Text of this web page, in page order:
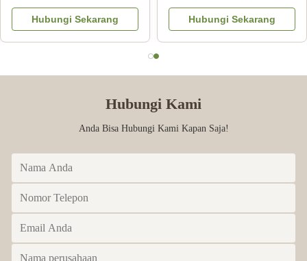
Sistem Pendingin
Sekarang Hubungi Sekarang
Hubungi Kami
Anda Bisa Hubungi Kami Kapan Saja!